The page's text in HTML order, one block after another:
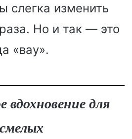
слегка изменить
Но и так — это
«вау».
вдохновение для
смелых